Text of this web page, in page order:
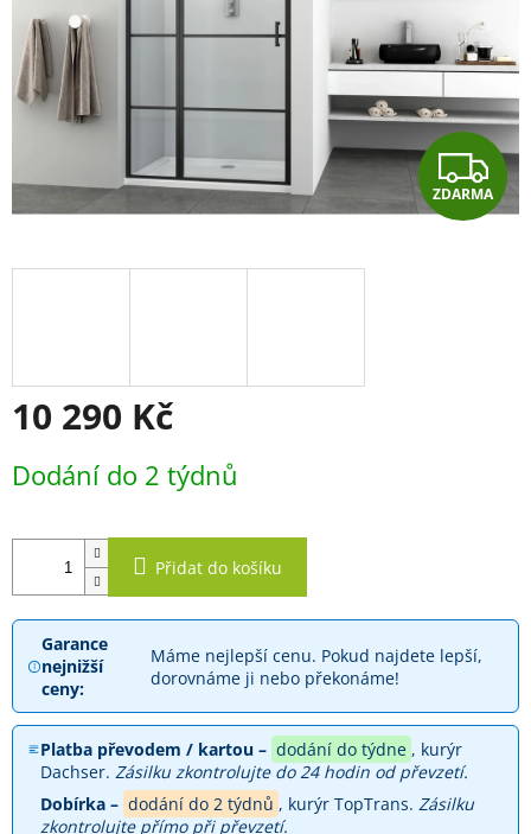
Z
D
ZDARMA
10 290 Kč
cena:
Dodání do 2 týdnů
Přidat do košíku
Garance
nejnižší
ceny:
Máme nejlepší cenu. Pokud najdete lepší,
dorovnáme ji nebo překonáme!
Platba převodem / kartou – dodání do týdne , kurýr
Dachser. Zásilku zkontrolujte do 24 hodin od převzetí.
Dobírka – dodání do 2 týdnů , kurýr TopTrans. Zásilku
zkontrolujte přímo při převzetí.